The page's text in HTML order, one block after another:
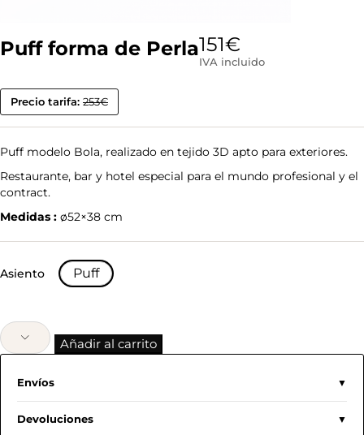
Puff forma de Perla151€
IVA incluido
Precio tarifa: 253€
Puff modelo Bola, realizado en tejido 3D apto para exteriores.
Restaurante, bar y hotel especial para el mundo profesional y el
contract.
Medidas : ø52×38 cm
Asiento Puff
Añadir al carrito
Envíos
Devoluciones